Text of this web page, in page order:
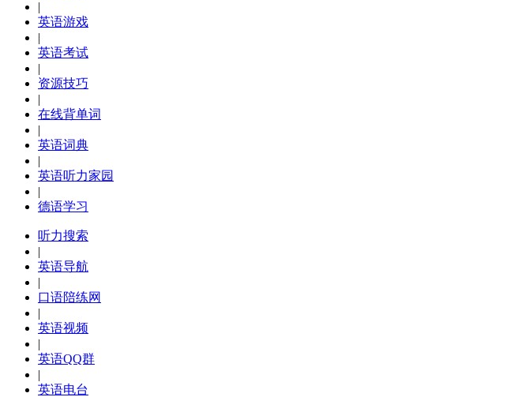
|
英语游戏
|
英语考试
|
资源技巧
|
在线背单词
|
英语词典
|
英语听力家园
|
德语学习
听力搜索
|
英语导航
|
口语陪练网
|
英语视频
|
英语QQ群
|
英语电台